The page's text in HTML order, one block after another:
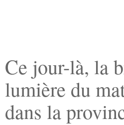
Ce jour-là, la
lumière du
dans la